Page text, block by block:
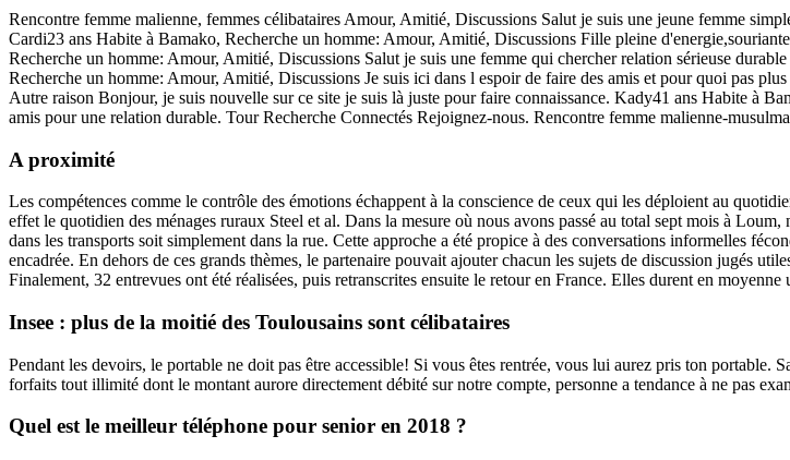
Rencontre femme malienne, femmes célibataires Amour, Amitié, Discussions Salut je suis une jeune femme
Cardi23 ans Habite à Bamako, Recherche un homme: Amour, Amitié, Discussions Fille pleine
Recherche un homme: Amour, Amitié, Discussions Salut je suis une femme qui chercher relation sérieuse
Recherche un homme: Amour, Amitié, Discussions Je suis ici dans l espoir de faire des amis et pour quoi pas
Autre raison Bonjour, je suis nouvelle sur ce site je suis là juste pour faire connaissance. Kady41 ans Habite à
amis pour une relation durable. Tour Recherche Connectés Rejoignez-nous. Rencontre femme malienne-
A proximité
Les compétences comme le contrôle des émotions échappent à la conscience de ceux qui les déploient au
effet le quotidien des ménages ruraux Steel et al. Dans la mesure où nous avons passé au total sept mois à
dans les transports soit simplement dans la rue. Cette approche a été propice à des conversations informelles
encadrée. En dehors de ces grands thèmes, le partenaire pouvait ajouter chacun les sujets de discussion jugés
Finalement, 32 entrevues ont été réalisées, puis retranscrites ensuite le retour en France. Elles durent en moyenne
Insee : plus de la moitié des Toulousains sont célibataires
Pendant les devoirs, le portable ne doit pas être accessible! Si vous êtes rentrée, vous lui aurez pris ton portable.
forfaits tout illimité dont le montant aurore directement débité sur notre compte, personne a tendance à ne pas
Quel est le meilleur téléphone pour senior en 2018 ?